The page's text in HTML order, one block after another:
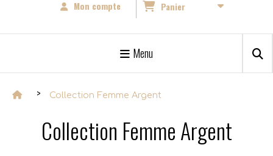
Mon compte Panier
Menu
Collection Femme Argent
Collection Femme Argent